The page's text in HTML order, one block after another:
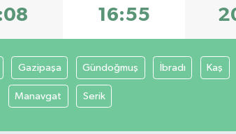
16:55
Gazipaşa Gündoğmuş İbradı Kaş
Manavgat Serik